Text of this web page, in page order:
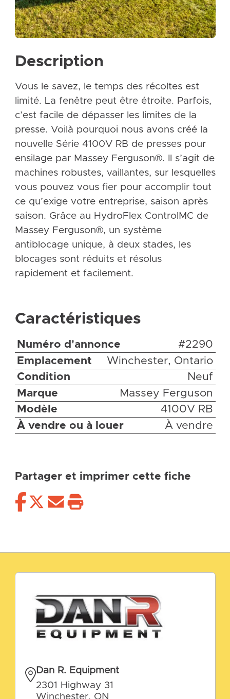
Description
Vous le savez, le temps des récoltes est
limité. La fenêtre peut être étroite. Parfois,
c’est facile de dépasser les limites de la
presse. Voilà pourquoi nous avons créé la
nouvelle Série 4100V RB de presses pour
ensilage par Massey Ferguson®. Il s’agit de
machines robustes, vaillantes, sur lesquelles
vous pouvez vous fier pour accomplir tout
ce qu’exige votre entreprise, saison après
saison. Grâce au HydroFlex ControlMC de
Massey Ferguson®, un système
antiblocage unique, à deux stades, les
blocages sont réduits et résolus
rapidement et facilement.
Caractéristiques
Numéro d'annonce
#2290
Emplacement
Winchester, Ontario
Condition
Neuf
Marque
Massey Ferguson
Modèle
4100V RB
À vendre ou à louer
À vendre
Partager et imprimer cette fiche
Dan R. Equipment
2301 Highway 31
Winchester, ON